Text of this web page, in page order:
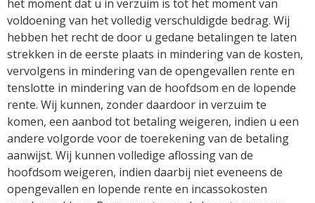
het moment dat u in verzuim is tot het moment van
voldoening van het volledig verschuldigde bedrag. Wij
hebben het recht de door u gedane betalingen te laten
strekken in de eerste plaats in mindering van de kosten,
vervolgens in mindering van de opengevallen rente en
tenslotte in mindering van de hoofdsom en de lopende
rente. Wij kunnen, zonder daardoor in verzuim te
komen, een aanbod tot betaling weigeren, indien u een
andere volgorde voor de toerekening van de betaling
aanwijst. Wij kunnen volledige aflossing van de
hoofdsom weigeren, indien daarbij niet eveneens de
opengevallen en lopende rente en incassokosten